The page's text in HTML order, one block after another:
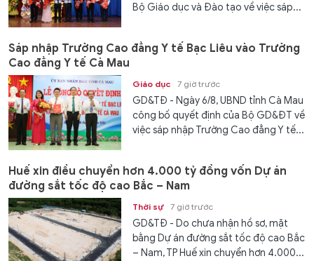
Bộ Giáo dục và Đào tạo về việc sáp...
Sáp nhập Trường Cao đẳng Y tế Bạc Liêu vào Trường
Cao đẳng Y tế Cà Mau
Giáo dục 7 giờ trước
GD&TĐ - Ngày 6/8, UBND tỉnh Cà Mau
công bố quyết định của Bộ GD&ĐT về
việc sáp nhập Trường Cao đẳng Y tế...
Huế xin điều chuyển hơn 4.000 tỷ đồng vốn Dự án
đường sắt tốc độ cao Bắc – Nam
Thời sự 7 giờ trước
GD&TĐ - Do chưa nhận hồ sơ, mặt
bằng Dự án đường sắt tốc độ cao Bắc
– Nam, TP Huế xin chuyển hơn 4.000...